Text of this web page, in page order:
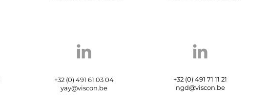
+32 (0) 491 61 03 04
yay@viscon.be
+32 (0) 491 71 11 21
ngd@viscon.be